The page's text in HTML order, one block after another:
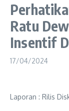
Ratu
Insentif
17/04/2024
Laporan : Rilis